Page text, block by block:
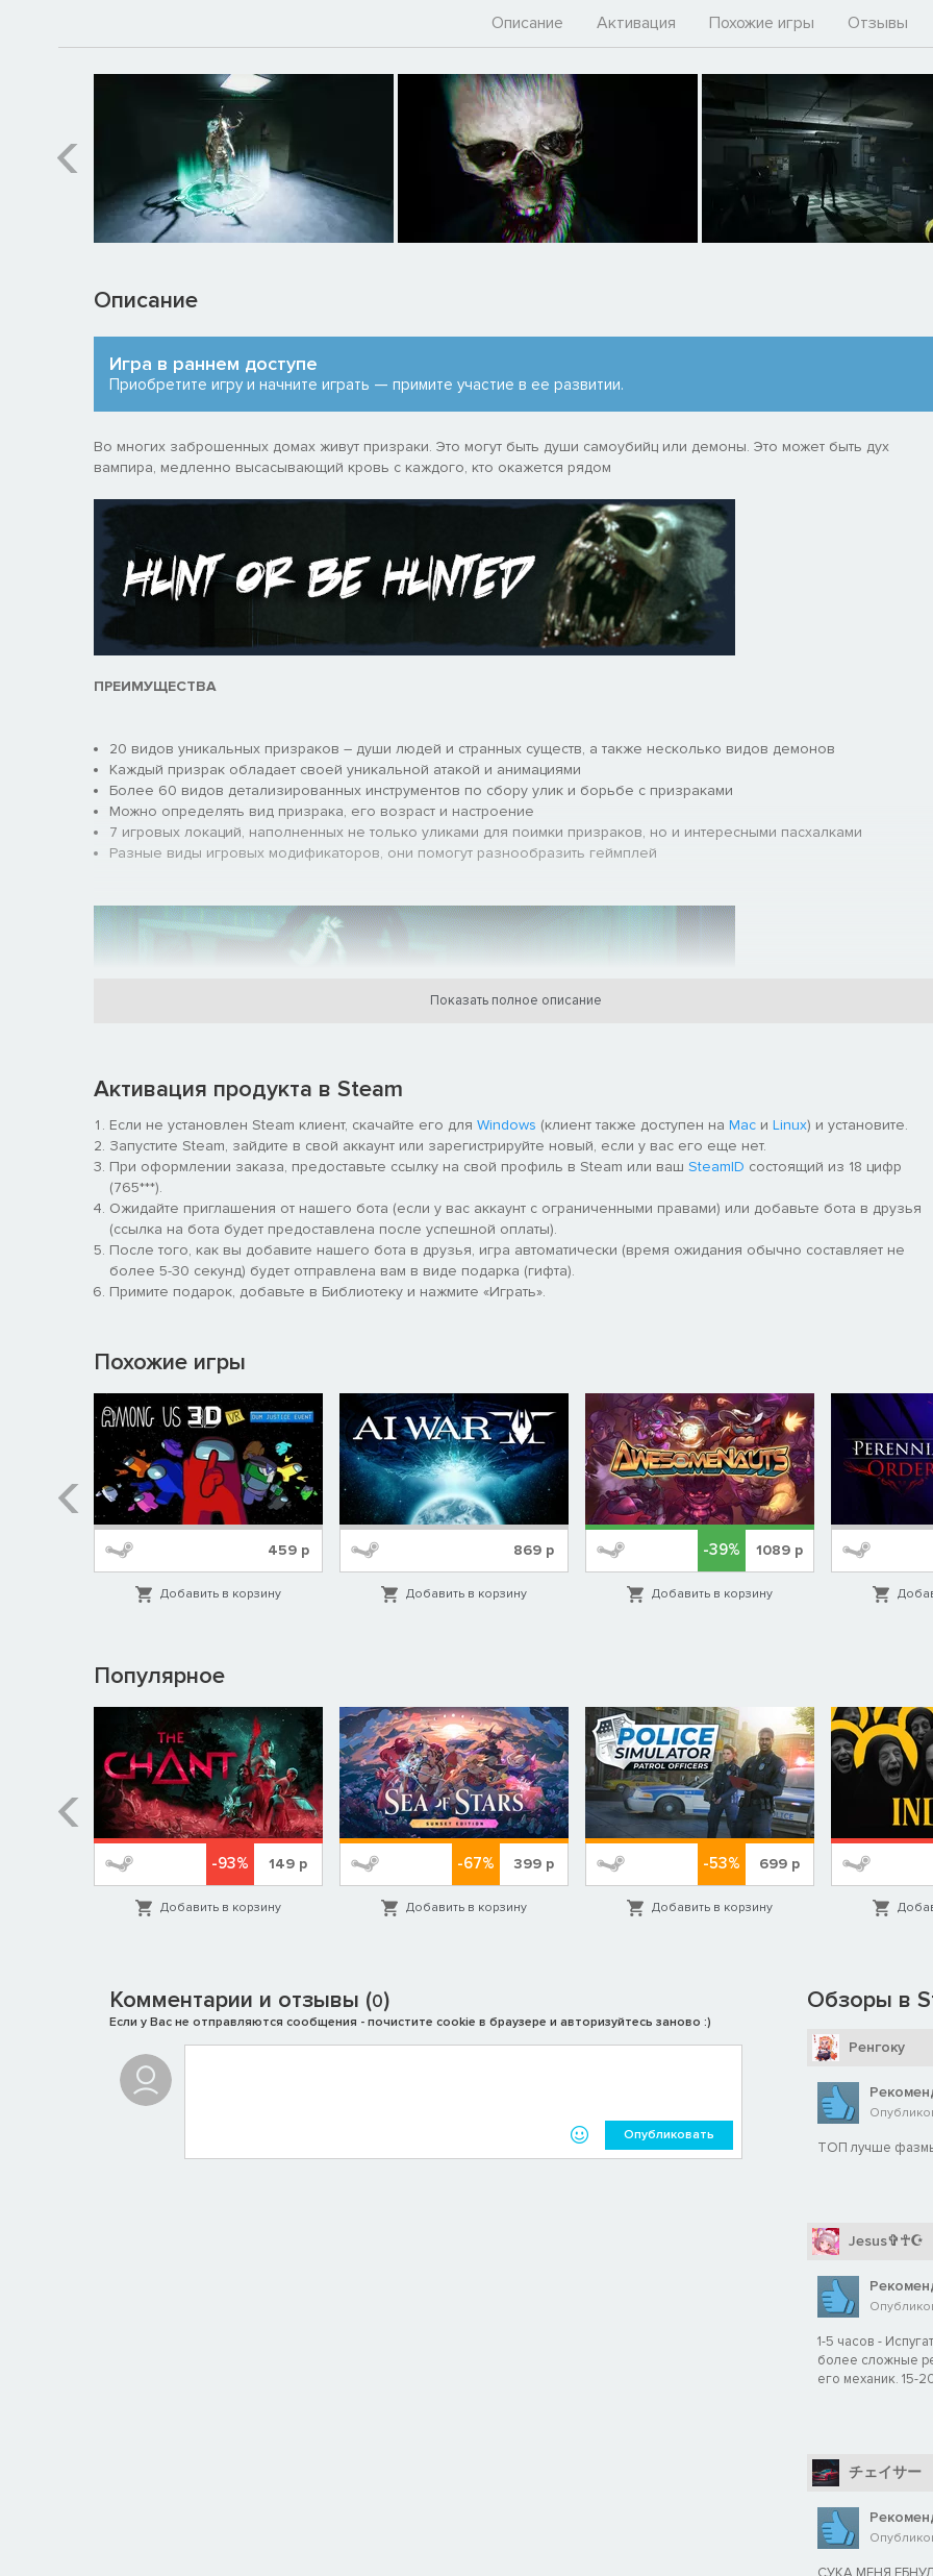
Описание Активация Похожие игры Отзывы
Описание
Игра в раннем доступе
Приобретите игру и начните играть — примите участие в ее развитии.
Во многих заброшенных домах живут призраки. Это могут быть души самоубийц или демоны. Это может быть дух
вампира, медленно высасывающий кровь с каждого, кто окажется рядом
ПРЕИМУЩЕСТВА
20 видов уникальных призраков – души людей и странных существ, а также несколько видов демонов
Каждый призрак обладает своей уникальной атакой и анимациями
Более 60 видов детализированных инструментов по сбору улик и борьбе с призраками
Можно определять вид призрака, его возраст и настроение
7 игровых локаций, наполненных не только уликами для поимки призраков, но и интересными пасхалками
Разные виды игровых модификаторов, они помогут разнообразить геймплей
ГЕЙМПЛЕЙ
Вам предстоит исследовать призрака – а потом поймать его! На этой охоте важно все: ищите улики, определяйте
возраст призрака, исследуйте его настроение
РАННИЙ ДОСТУП
Показать полное описание
Активация продукта в Steam
Если не установлен Steam клиент, скачайте его для Windows (клиент также доступен на Mac и Linux) и установите.
Запустите Steam, зайдите в свой аккаунт или зарегистрируйте новый, если у вас его еще нет.
При оформлении заказа, предоставьте ссылку на свой профиль в Steam или ваш SteamID состоящий из 18 цифр
(765***).
Ожидайте приглашения от нашего бота (если у вас аккаунт с ограниченными правами) или добавьте бота в друзья
(ссылка на бота будет предоставлена после успешной оплаты).
После того, как вы добавите нашего бота в друзья, игра автоматически (время ожидания обычно составляет не
более 5-30 секунд) будет отправлена вам в виде подарка (гифта).
Примите подарок, добавьте в Библиотеку и нажмите «Играть».
Похожие игры
459р
Добавить в корзину
869 р
Добавить в корзину
-39% 1089 р
Добавить в корзину
Популярное
-93% 149 р
Добавить в корзину
-67% 399 р
Добавить в корзину
-53% 699 р
Добавить в корзину
Комментарии и отзывы (0)
Если у Вас не отправляются сообщения - почистите cookie в браузере и авторизуйтесь заново :)
Опубликовать
Обзоры в
Ренгоку
ТОП лучше
Jesus✞☥☪
1-5 часов -
более сложные
его механик. 15-
チェイサー